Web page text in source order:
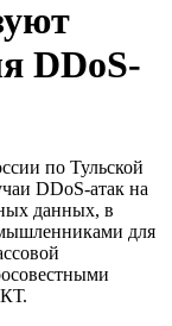
DDoS-
по Тульской
DDoS-атак на
данных, в
для